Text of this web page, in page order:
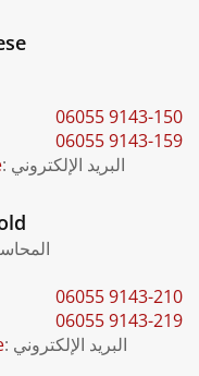
06055 9143-
06055 9143-
البريد الإلكتروني :
المحاسبة
06055 9143-
06055 9143-
البريد الإلكتروني :